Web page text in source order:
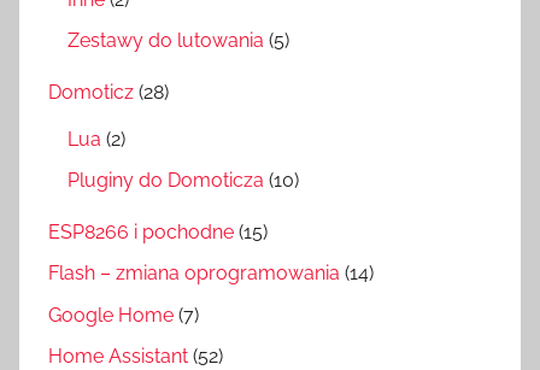
Zestawy do lutowania (5)
Domoticz (28)
Lua (2)
Pluginy do Domoticza (10)
ESP8266 i pochodne (15)
Flash – zmiana oprogramowania (14)
Google Home (7)
Home Assistant (52)